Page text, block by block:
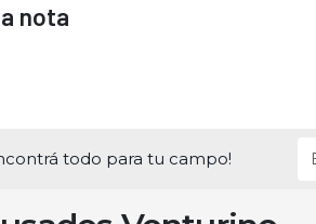
nota
todo para tu campo!